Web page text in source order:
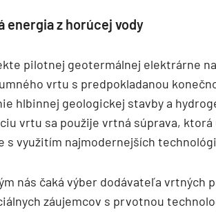
energia z horúcej vody
pilotnej geotermálnej elektrárne
vrtu s predpokladanou
hlbinnej geologickej stavby a
vrtu sa použije vrtná súprava,
s využitím najmodernejších
nás čaká výber dodávateľa vrtných
záujemcov s prvotnou